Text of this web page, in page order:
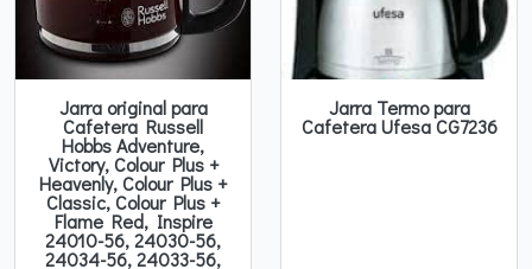
Jarra original para
Cafetera Russell
Hobbs Adventure,
Victory, Colour Plus +
Heavenly, Colour Plus +
Classic, Colour Plus +
Flame Red, Inspire
24010-56, 24030-56,
24034-56, 24033-56,
Jarra Termo para
Cafetera Ufesa CG7236